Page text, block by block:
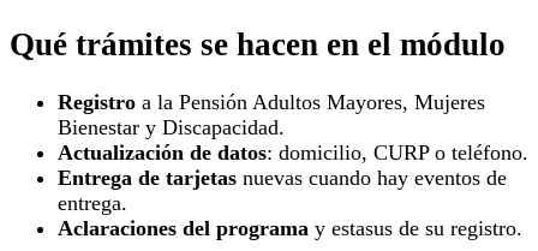
Qué trámites se hacen en el módulo
Registro a la Pensión Adultos Mayores, Mujeres
Bienestar y Discapacidad.
Actualización de datos: domicilio, CURP o teléfono.
Entrega de tarjetas nuevas cuando hay eventos de
entrega.
Aclaraciones del programa y estasus de su registro.